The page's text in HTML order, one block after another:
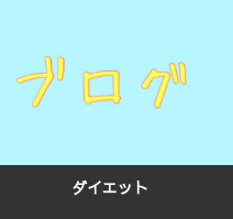
ダイエット